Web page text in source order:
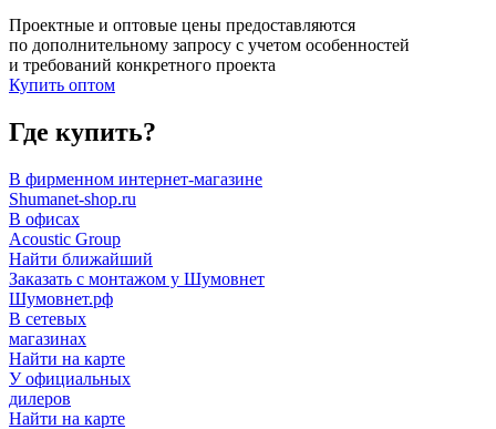
Проектные и оптовые цены предоставляются
по дополнительному запросу с учетом особенностей
и требований конкретного проекта
Купить оптом
Где купить?
В фирменном интернет-магазине
Shumanet-shop.ru
В офисах
Acoustic Group
Найти ближайший
Заказать с монтажом у Шумовнет
Шумовнет.рф
В сетевых
магазинах
Найти на карте
У официальных
дилеров
Найти на карте